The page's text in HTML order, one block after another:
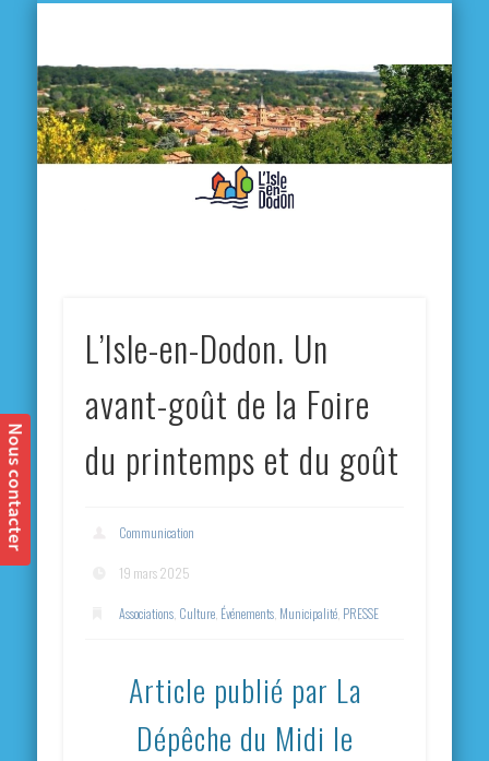
L’Isle-en-Dodon. Un
avant-goût de la Foire
du printemps et du goût
Communication
19 mars 2025
Associations Culture Événements Municipalité PRESSE
Article publié par La
Dépêche du Midi le